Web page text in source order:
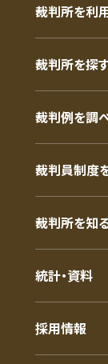
裁判所を利
裁判所を探
裁判例を調
裁判員制度
裁判所を知
統計・資料
採用情報